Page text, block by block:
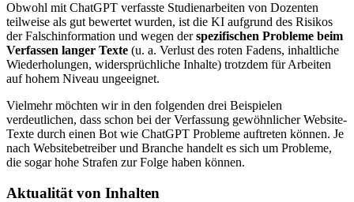
Obwohl mit ChatGPT verfasste Studienarbeiten von Dozenten
teilweise als gut bewertet wurden, ist die KI aufgrund des Risikos
der Falschinformation und wegen derspezifischen Probleme beim
Verfassen langer Texte (u. a. Verlust des roten Fadens, inhaltliche
Wiederholungen, widersprüchliche Inhalte) trotzdem für Arbeiten
auf hohem Niveau ungeeignet.
Vielmehr möchten wir in den folgenden drei Beispielen
verdeutlichen, dass schon bei der Verfassung gewöhnlicher Website-
Texte durch einen Bot wie ChatGPT Probleme auftreten können. Je
nach Websitebetreiber und Branche handelt es sich um Probleme,
die sogar hohe Strafen zur Folge haben können.
Aktualität von Inhalten